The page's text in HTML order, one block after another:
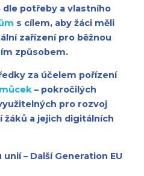
potřeby a vlastního
s cílem, aby žáci měli
zařízení pro běžnou
způsobem.
za účelem pořízení
– pokročilých
pro rozvoj
a jejich digitálních
– Další Generation EU